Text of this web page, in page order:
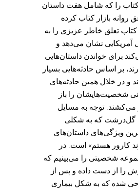
را که شامل هفت داستان
روانه بازار کتاب کرده
تعلق خاطر عزیزی را به
نشان می‌دهد و
برای خواندن داستان‌هایی
بر اساس حادثه‌هایی بسیار
و در خلال همین حادثه‌های
شخصیت‌هایشان را باز
می‌کشند. توجه به مسایل
گل‌درشت که به شکلی
ویژگی‌های داستان‌های
کارور هستم» است. در
شخصیتی را می‌بینیم که
را از دست داده و پس از
شده که به شکل بیماری